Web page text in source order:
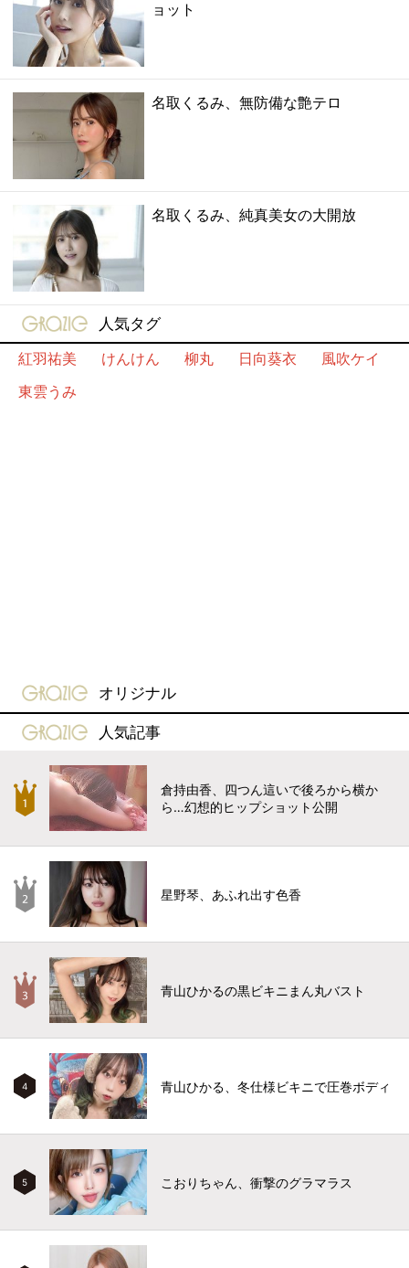
ョット
名取くるみ、無防備な艶テロ
名取くるみ、純真美女の大開放
gravure-grazie
人気タグ
紅羽祐美
けんけん 柳丸 日向葵衣
風吹ケイ
東雲うみ
gravure-grazie
オリジナル
gravure-grazie
人気記事
倉持由香、四つん這いで後ろから横か
ら…幻想的ヒップショット公開
星野琴、あふれ出す色香
青山ひかるの黒ビキニまん丸バスト
4 青山ひかる、冬仕様ビキニで圧巻ボディ
5 こおりちゃん、衝撃のグラマラス